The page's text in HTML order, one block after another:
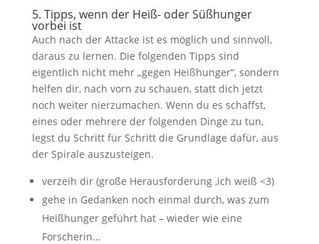
5. Tipps, wenn der Heiß- oder Süßhunger
vorbei ist
Auch nach der Attacke ist es möglich und sinnvoll,
daraus zu lernen. Die folgenden Tipps sind
eigentlich nicht mehr „gegen Heißhunger“, sondern
helfen dir, nach vorn zu schauen, statt dich jetzt
noch weiter nierzumachen. Wenn du es schaffst,
eines oder mehrere der folgenden Dinge zu tun,
legst du Schritt für Schritt die Grundlage dafür, aus
der Spirale auszusteigen.
verzeih dir (große Herausforderung ,ich weiß <3)
gehe in Gedanken noch einmal durch, was zum
Heißhunger geführt hat – wieder wie eine
Forscherin…